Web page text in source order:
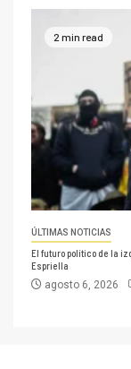
2 min read
ÚLTIMAS NOTICIAS
El futuro político de la
Espriella
agosto 6, 2026